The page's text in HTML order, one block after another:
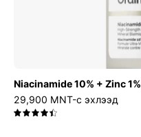
Niacinamide 10% + Zinc 1%
29,900 MNT-с эхлээд